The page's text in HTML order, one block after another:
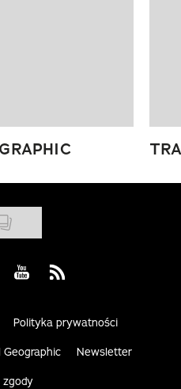
on Instagram
Visit us on Youtube
Visit us on Rss
Polityka prywatności
Newsletter